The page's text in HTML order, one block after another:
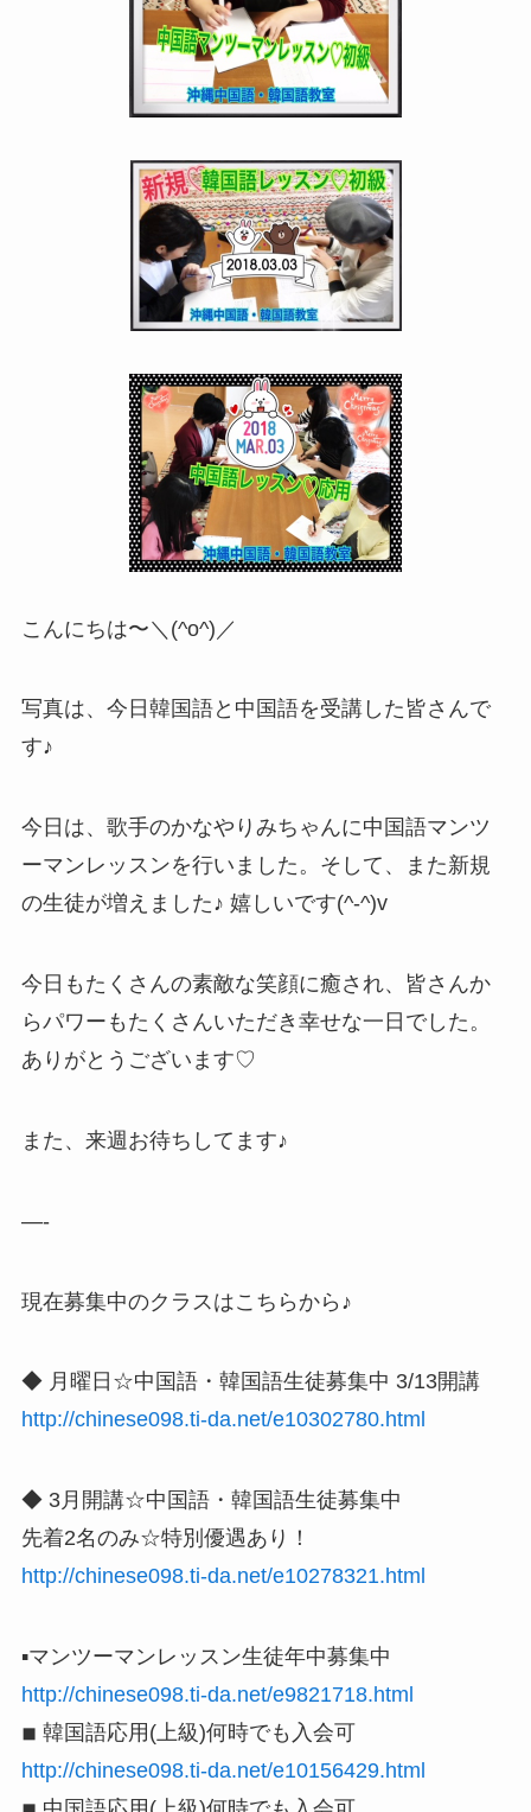
こんにちは〜＼(^o^)／
写真は、今日韓国語と中国語を受講した皆さんで
す♪
今日は、歌手のかなやりみちゃんに中国語マンツ
ーマンレッスンを行いました。そして、また新規
の生徒が増えました♪ 嬉しいです(^-^)v
今日もたくさんの素敵な笑顔に癒され、皆さんか
らパワーもたくさんいただき幸せな一日でした。
ありがとうございます♡
また、来週お待ちしてます♪
—-
現在募集中のクラスはこちらから♪
◆ 月曜日☆中国語・韓国語生徒募集中 3/13開講
http://chinese098.ti-da.net/e10302780.html
◆ 3月開講☆中国語・韓国語生徒募集中
先着2名のみ☆特別優遇あり！
http://chinese098.ti-da.net/e10278321.html
▪️マンツーマンレッスン生徒年中募集中
http://chinese098.ti-da.net/e9821718.html
◾︎ 韓国語応用(上級)何時でも入会可
http://chinese098.ti-da.net/e10156429.html